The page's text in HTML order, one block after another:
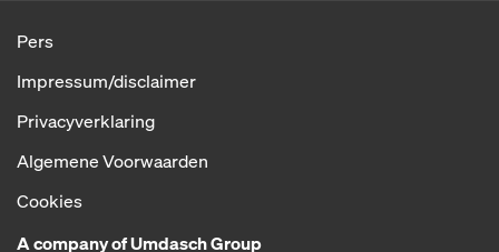
Pers
Impressum/disclaimer
Privacyverklaring
Algemene Voorwaarden
Cookies
A company of Umdasch Group